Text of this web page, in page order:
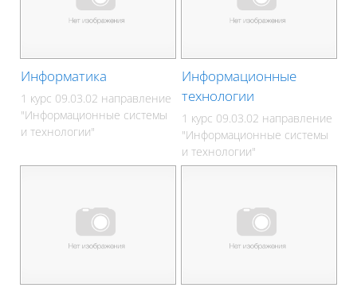
Информатика
1 курс 09.03.02 направление
"Информационные системы
и технологии"
Информационные
технологии
1 курс 09.03.02 направление
"Информационные системы
и технологии"